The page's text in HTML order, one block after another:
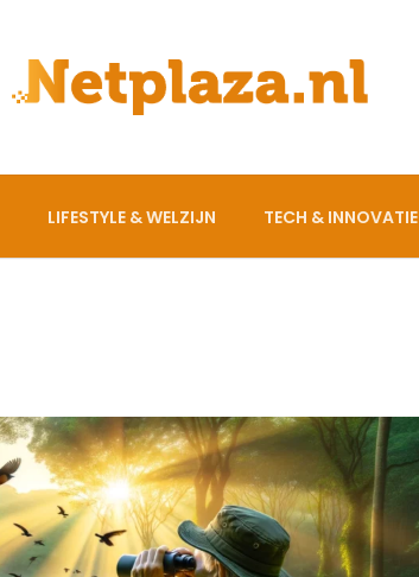
LIFESTYLE & WELZIJN TECH & INNOVATIE